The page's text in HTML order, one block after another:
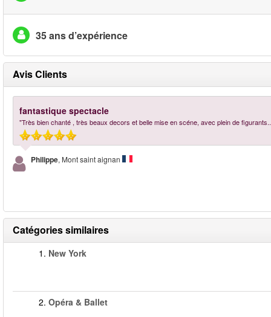
35 ans d’expérience
Avis Clients
fantastique spectacle
"Très bien chanté , très beaux decors et belle mise en scéne, avec plein de
Philippe, Mont saint aignan
Catégories similaires
1. New York
2. Opéra & Ballet